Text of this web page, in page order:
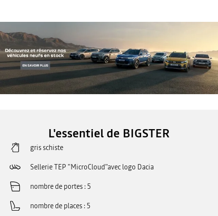
L'essentiel de BIGSTER
gris schiste
Sellerie TEP "MicroCloud"avec logo Dacia
nombre de portes 5
nombre de places 5